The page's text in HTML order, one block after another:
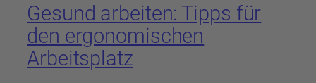
Gesund arbeiten: Tipps für
den ergonomischen
Arbeitsplatz